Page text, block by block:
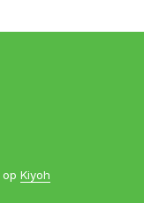
op Kiyoh